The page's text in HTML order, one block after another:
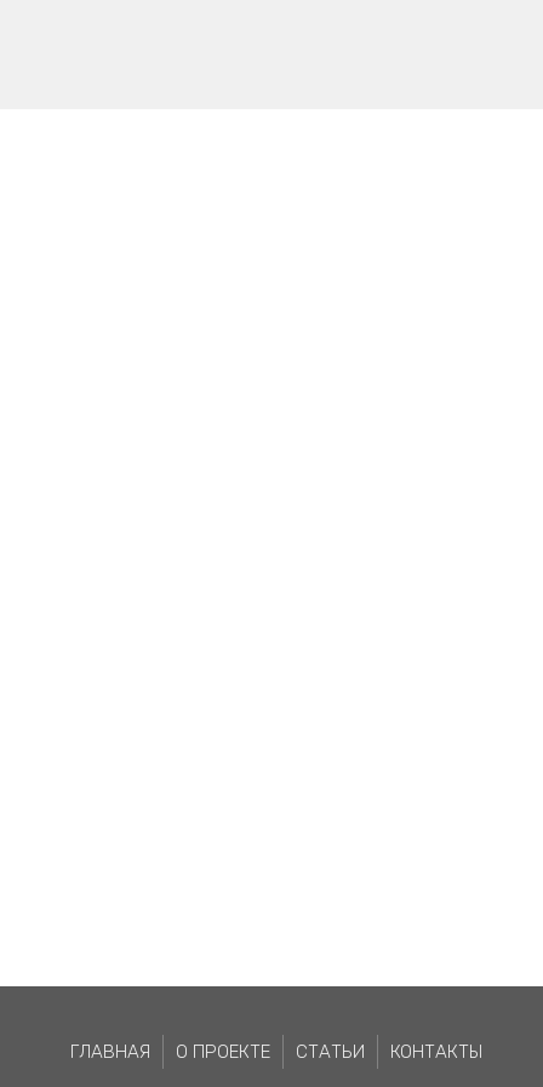
ГЛАВНАЯ О ПРОЕКТЕ СТАТЬИ КОНТАКТЫ